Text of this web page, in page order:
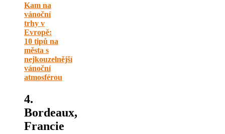
Kam na
vánoční
trhy v
Evropě:
10 tipů na
města s
nejkouzelnější
vánoční
atmosférou
4.
Bordeaux,
Francie